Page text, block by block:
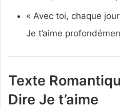
« Avec toi, chaque
Je t’aime
Texte
Dire Je t’aime